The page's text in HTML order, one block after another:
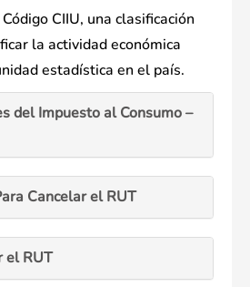
CIIU, una clasificación
la actividad económica
estadística en el país.
del Impuesto al Consumo –
Cancelar el RUT
el RUT